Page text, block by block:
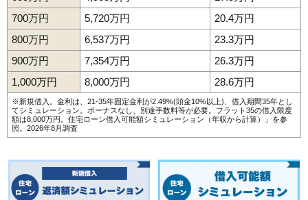
700万円
5,720万円
20.4万円
800万円
6,537万円
23.3万円
900万円
7,354万円
26.3万円
1,000万円
8,000万円 28.6万円
※新規借入。金利は、21-35年固定金利が2.49%(頭金10%以上)、借入期間35年とし
てシミュレーション。ボーナスなし、別途手数料等が必要。フラット35の借入限度
額は8,000万円。 住宅ローン借入可能額シミュレーション（年収から計算）
」を参
照。2026年8月調査